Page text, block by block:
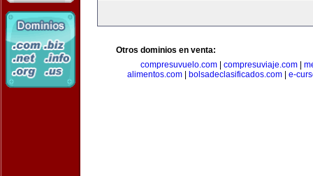
Otros dominios en venta:
compresuvuelo.com
compresuviaje.com
alimentos.com
bolsadeclasificados.com e-